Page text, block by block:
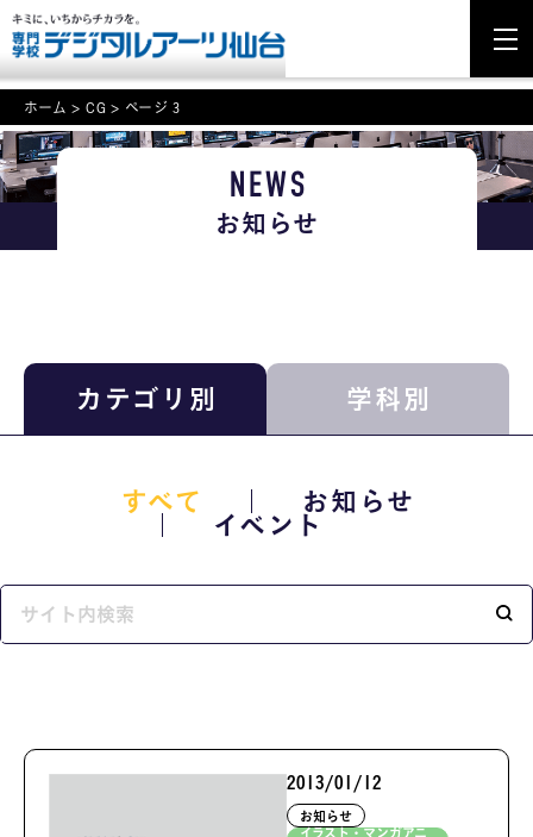
NEWS
学科・専攻案内
学校案内
就職・資格
学びの環境
MOVIE
留学生のみなさま
ホーム >CG > ページ 3
NEWS
お知らせ
カテゴリ別 学科別
すべて
お知らせ
イベント
2013/01/12
お知らせ
イラスト・マンガアニ